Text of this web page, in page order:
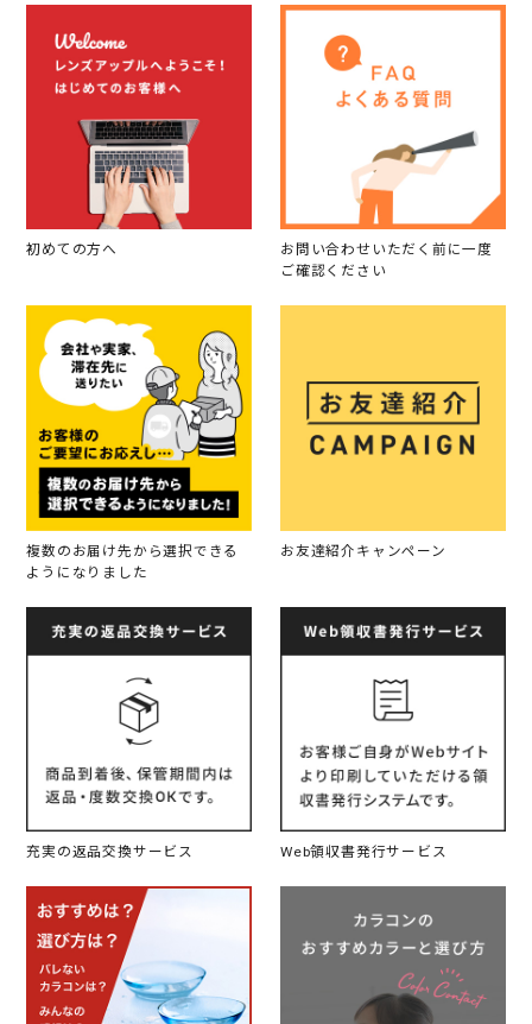
初めての方へ
お問い合わせいただく前に一度
ご確認ください
複数のお届け先から選択できる
ようになりました
お友達紹介キャンペーン
充実の返品交換サービス Web領収書発行サービス